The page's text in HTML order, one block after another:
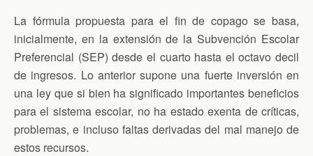
La fórmula propuesta para el fin de copago se basa,
inicialmente, en la extensión de la Subvención Escolar
Preferencial (SEP) desde el cuarto hasta el octavo decil
de ingresos. Lo anterior supone una fuerte inversión en
una ley que si bien ha significado importantes beneficios
para el sistema escolar, no ha estado exenta de críticas,
problemas, e incluso faltas derivadas del mal manejo de
estos recursos.